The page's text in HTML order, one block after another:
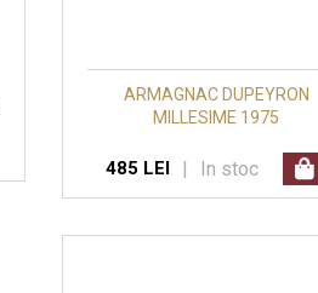
ARMAGNAC DUPEYRON
MILLESIME 1975
485 LEI | In stoc